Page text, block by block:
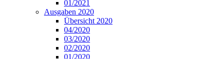
01/2021
Ausgaben 2020
Übersicht 2020
04/2020
03/2020
02/2020
01/2020